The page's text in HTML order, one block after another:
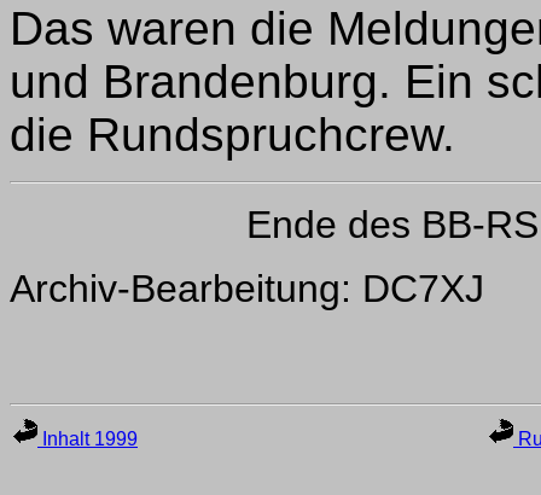
Das waren die
und Brandenburg. Ein
die Rundspruchcrew.
Ende des BB-
Archiv-Bearbeitung: DC7XJ
Inhalt 1999